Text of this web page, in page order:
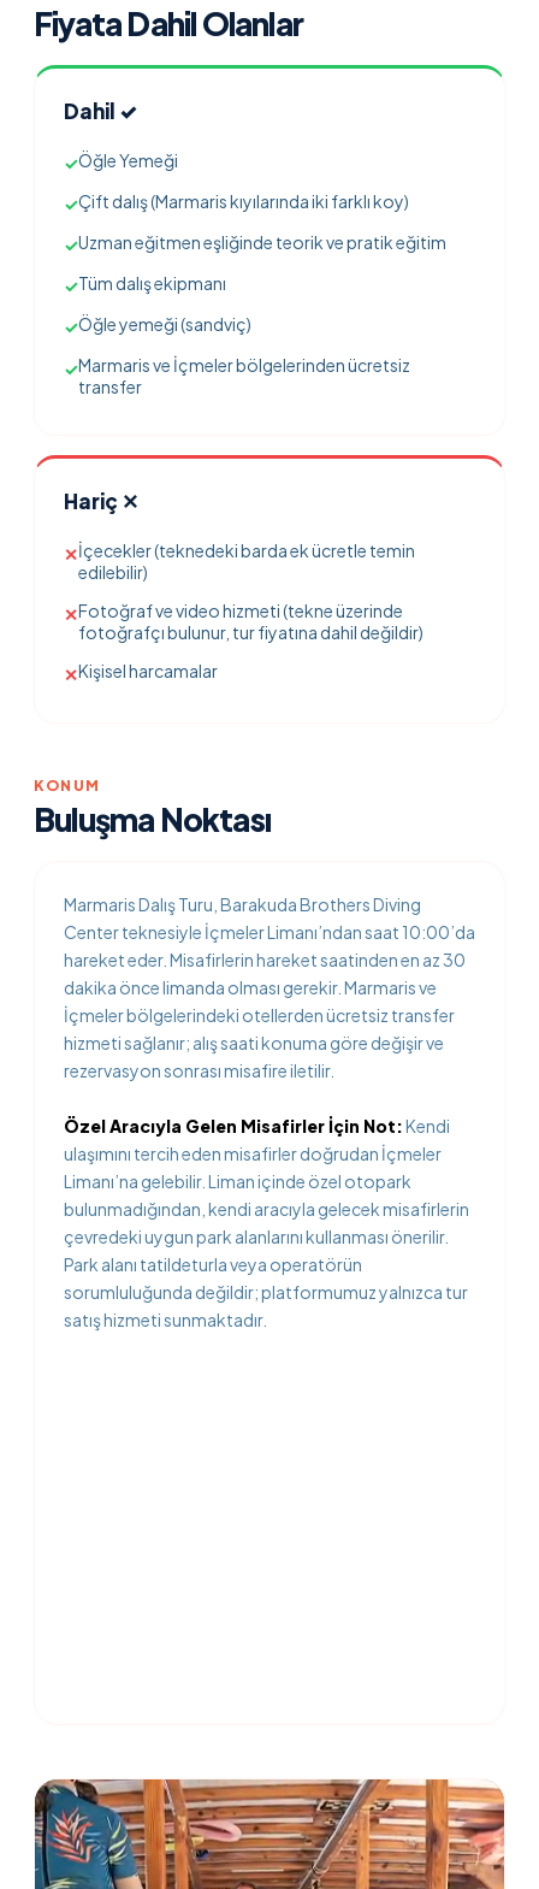
Fiyata Dahil Olanlar
Dahil ✓
✓Öğle Yemeği
✓Çift dalış (Marmaris kıyılarında iki farklı koy)
✓Uzman eğitmen eşliğinde teorik ve pratik eğitim
✓Tüm dalış ekipmanı
✓Öğle yemeği (sandviç)
✓Marmaris ve İçmeler bölgelerinden ücretsiz
transfer
Hariç ✕
✕İçecekler (teknedeki barda ek ücretle temin
edilebilir)
✕Fotoğraf ve video hizmeti (tekne üzerinde
fotoğrafçı bulunur, tur fiyatına dahil değildir)
✕Kişisel harcamalar
KONUM
Buluşma Noktası
Marmaris Dalış Turu, Barakuda Brothers Diving
Center teknesiyle İçmeler Limanı’ndan saat 10:00’da
hareket eder. Misafirlerin hareket saatinden en az 30
dakika önce limanda olması gerekir. Marmaris ve
İçmeler bölgelerindeki otellerden ücretsiz transfer
hizmeti sağlanır; alış saati konuma göre değişir ve
rezervasyon sonrası misafire iletilir.
Özel Aracıyla Gelen Misafirler İçin Not:Kendi
ulaşımını tercih eden misafirler doğrudan İçmeler
Limanı’na gelebilir. Liman içinde özel otopark
bulunmadığından, kendi aracıyla gelecek misafirlerin
çevredeki uygun park alanlarını kullanması önerilir.
Park alanı tatildeturla veya operatörün
sorumluluğunda değildir; platformumuz yalnızca tur
satış hizmeti sunmaktadır.